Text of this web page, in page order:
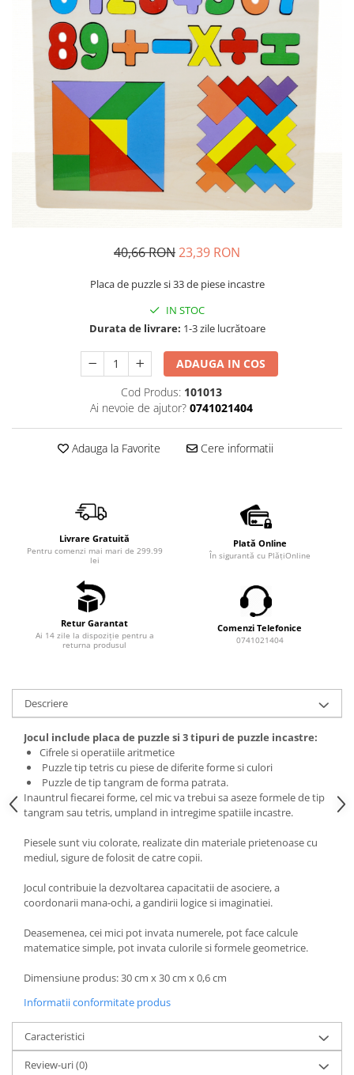
Usborne
40,66 RON23,39 RON
Placa de puzzle si 33 de piese incastre
IN STOC
Durata de livrare: 1-3 zile lucrătoare
ADAUGA IN COS
Cod Produs: 101013
Ai nevoie de ajutor? 0741021404
Adauga la Favorite Cere informatii
Livrare Gratuită
Pentru comenzi mai mari de 299.99
lei
Plată Online
În sigurantă cu PlățiOnline
Retur Garantat
Ai 14 zile la dispoziție pentru a
returna produsul
Comenzi Telefonice
0741021404
Descriere
Jocul include placa de puzzle si 3 tipuri de puzzle incastre:
Cifrele si operatiile aritmetice
Puzzle tip tetris cu piese de diferite forme si culori
Puzzle de tip tangram de forma patrata.
Inauntrul fiecarei forme, cel mic va trebui sa aseze formele de tip
tangram sau tetris, umpland in intregime spatiile incastre.
Piesele sunt viu colorate, realizate din materiale prietenoase cu
mediul, sigure de folosit de catre copii.
Jocul contribuie la dezvoltarea capacitatii de asociere, a
coordonarii mana-ochi, a gandirii logice si imaginatiei.
Deasemenea, cei mici pot invata numerele, pot face calcule
matematice simple, pot invata culorile si formele geometrice.
Dimensiune produs: 30 cm x 30 cm x 0,6 cm
Informatii conformitate produs
Caracteristici
Review-uri(0)